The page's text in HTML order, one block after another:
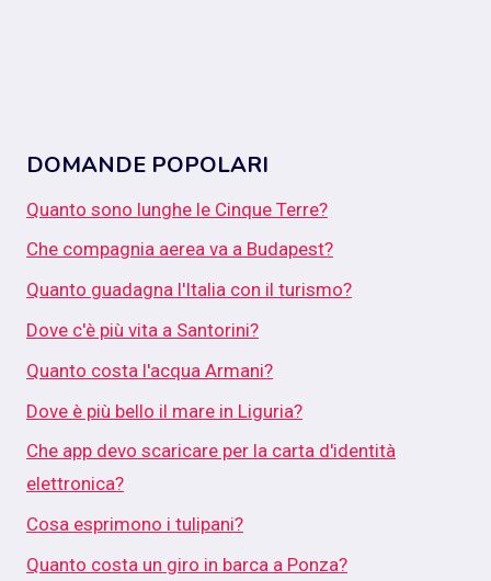
DOMANDE POPOLARI
Quanto sono lunghe le Cinque Terre?
Che compagnia aerea va a Budapest?
Quanto guadagna l'Italia con il turismo?
Dove c'è più vita a Santorini?
Quanto costa l'acqua Armani?
Dove è più bello il mare in Liguria?
Che app devo scaricare per la carta d'identità
elettronica?
Cosa esprimono i tulipani?
Quanto costa un giro in barca a Ponza?